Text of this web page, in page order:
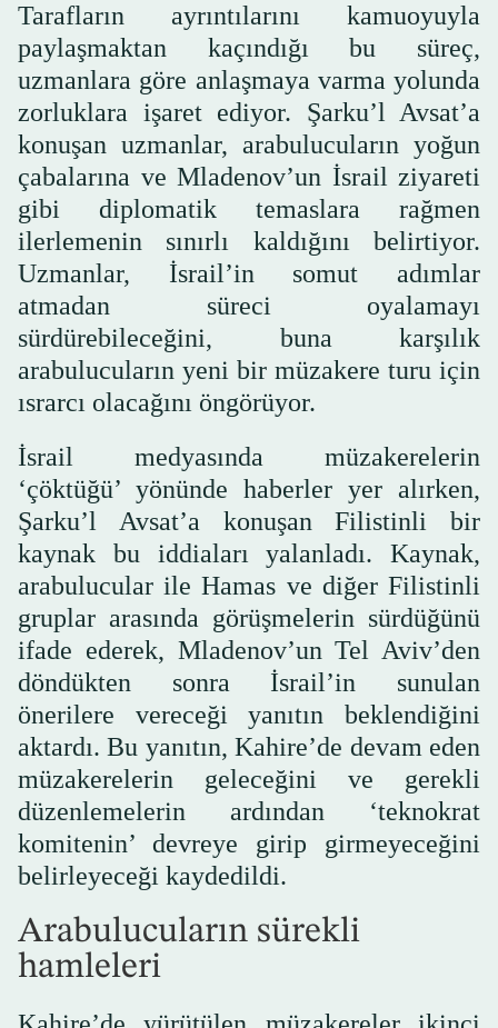
Tarafların ayrıntılarını kamuoyuyla
paylaşmaktan kaçındığı bu süreç,
uzmanlara göre anlaşmaya varma yolunda
zorluklara işaret ediyor. Şarku’l Avsat’a
konuşan uzmanlar, arabulucuların yoğun
çabalarına ve Mladenov’un İsrail ziyareti
gibi diplomatik temaslara rağmen
ilerlemenin sınırlı kaldığını belirtiyor.
Uzmanlar, İsrail’in somut adımlar
atmadan süreci oyalamayı
sürdürebileceğini, buna karşılık
arabulucuların yeni bir müzakere turu için
ısrarcı olacağını öngörüyor.
İsrail medyasında müzakerelerin
‘çöktüğü’ yönünde haberler yer alırken,
Şarku’l Avsat’a konuşan Filistinli bir
kaynak bu iddiaları yalanladı. Kaynak,
arabulucular ile Hamas ve diğer Filistinli
gruplar arasında görüşmelerin sürdüğünü
ifade ederek, Mladenov’un Tel Aviv’den
döndükten sonra İsrail’in sunulan
önerilere vereceği yanıtın beklendiğini
aktardı. Bu yanıtın, Kahire’de devam eden
müzakerelerin geleceğini ve gerekli
düzenlemelerin ardından ‘teknokrat
komitenin’ devreye girip girmeyeceğini
belirleyeceği kaydedildi.
Arabulucuların sürekli
hamleleri